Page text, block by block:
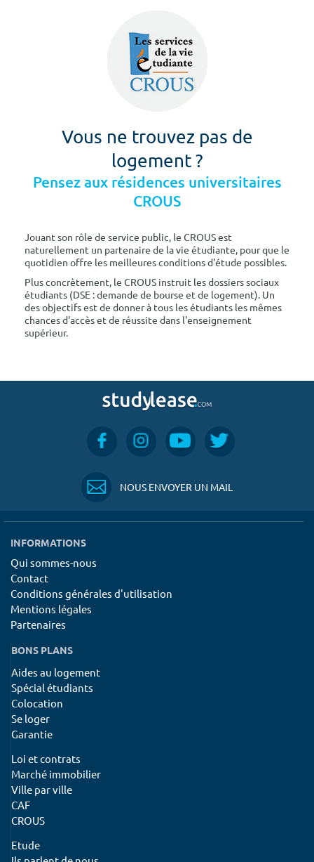
Vous ne trouvez pas de
logement ?
Pensez aux résidences universitaires
CROUS
Jouant son rôle de service public, le CROUS est
naturellement un partenaire de la vie étudiante, pour que le
quotidien offre les meilleures conditions d'étude possibles.
Plus concrètement, le CROUS instruit les dossiers sociaux
étudiants (DSE : demande de bourse et de logement). Un
des objectifs est de donner à tous les étudiants les mêmes
chances d'accès et de réussite dans l'enseignement
supérieur.
NOUS ENVOYER UN MAIL
INFORMATIONS
Qui sommes-nous
Contact
Conditions générales d'utilisation
Mentions légales
Partenaires
BONS PLANS
Aides au logement
Spécial étudiants
Colocation
Se loger
Garantie
Loi et contrats
Marché immobilier
Ville par ville
CAF
CROUS
Etude